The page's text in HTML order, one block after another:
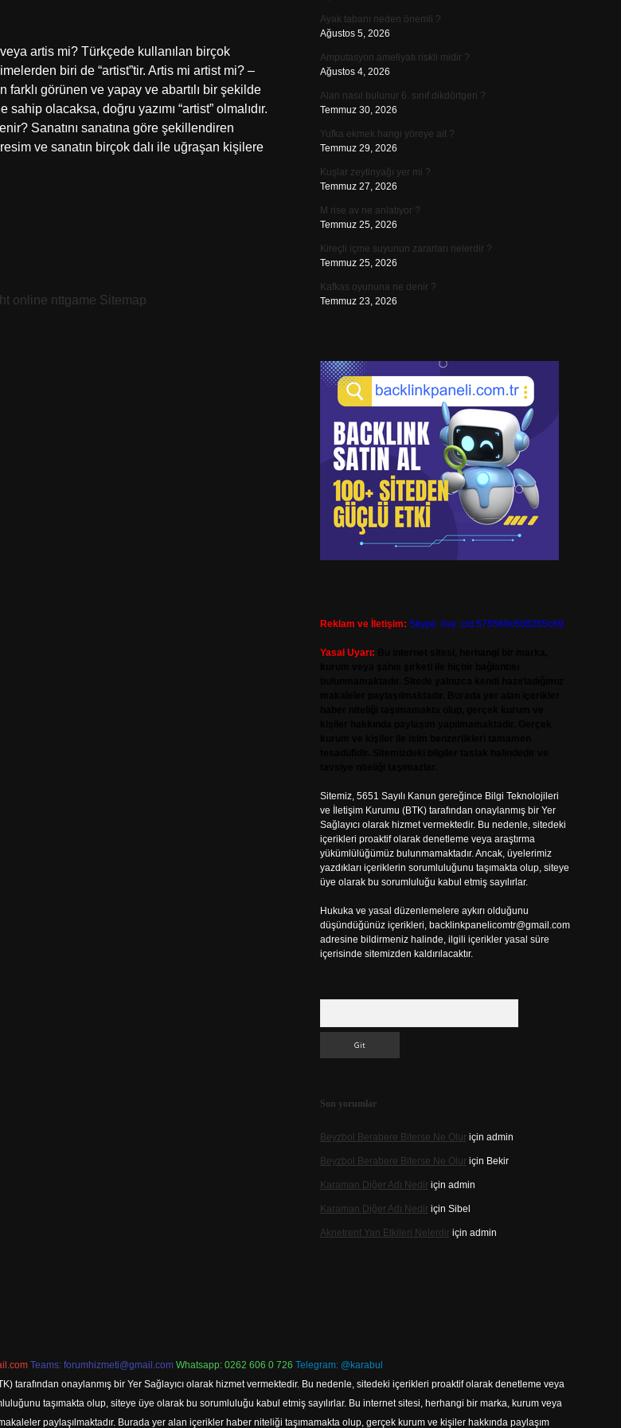
artis mi? Türkçede kullanılan birçok
biri de “artist”tir. Artis mi artist mi? –
görünen ve yapay ve abartılı bir şekilde
olacaksa, doğru yazımı “artist” olmalıdır.
Sanatını sanatına göre şekillendiren
ve sanatın birçok dalı ile uğraşan kişilere
online nttgame Sitemap
Ayak tabanı neden önemli ?
Ağustos 5, 2026
Amputasyon ameliyatı riskli midir ?
Ağustos 4, 2026
Alan nasıl bulunur 6. sınıf dikdörtgen ?
Temmuz 30, 2026
Yufka ekmek hangi yöreye ait ?
Temmuz 29, 2026
Kuşlar zeytinyağı yer mi ?
Temmuz 27, 2026
M rise av ne anlatıyor ?
Temmuz 25, 2026
Kireçli içme suyunun zararları nelerdir ?
Temmuz 25, 2026
Kafkas oyununa ne denir ?
Temmuz 23, 2026
Reklam ve İletişim: Skype: live:.cid.575569c608265c69
Yasal Uyarı:
Sitemiz, 5651 Sayılı Kanun gereğince Bilgi Teknolojileri
ve İletişim Kurumu (BTK) tarafından onaylanmış bir Yer
Sağlayıcı olarak hizmet vermektedir. Bu nedenle, sitedeki
içerikleri proaktif olarak denetleme veya araştırma
yükümlülüğümüz bulunmamaktadır. Ancak, üyelerimiz
yazdıkları içeriklerin sorumluluğunu taşımakta olup, siteye
üye olarak bu sorumluluğu kabul etmiş sayılırlar.
Hukuka ve yasal düzenlemelere aykırı olduğunu
düşündüğünüz içerikleri, backlinkpanelicomtr@gmail.com
adresine bildirmeniz halinde, ilgili içerikler yasal süre
içerisinde sitemizden kaldırılacaktır.
Son yorumlar
Beyzbol Berabere Biterse Ne Oluriçin admin
Beyzbol Berabere Biterse Ne Oluriçin Bekir
Karaman Diğer Adı Nediriçin admin
Karaman Diğer Adı Nediriçin Sibel
Aknetrent Yan Etkileri Nelerdiriçin admin
Teams: forumhizmeti@gmail.com Whatsapp: 0262 606 0 726 Telegram: @karabul
tarafından onaylanmış bir Yer Sağlayıcı olarak hizmet vermektedir. Bu nedenle, sitedeki içerikleri proaktif olarak denetleme veya
taşımakta olup, siteye üye olarak bu sorumluluğu kabul etmiş sayılırlar. Bu internet sitesi, herhangi bir marka, kurum veya
paylaşılmaktadır. Burada yer alan içerikler haber niteliği taşımamakta olup, gerçek kurum ve kişiler hakkında paylaşım